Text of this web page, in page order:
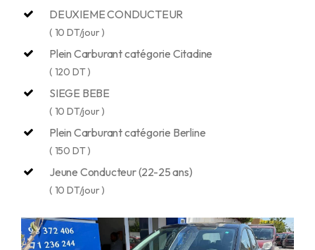
DEUXIEME CONDUCTEUR
( 10 DT/jour )
Plein Carburant catégorie Citadine
( 120 DT )
SIEGE BEBE
( 10 DT/jour )
Plein Carburant catégorie Berline
( 150 DT )
Jeune Conducteur (22-25 ans)
( 10 DT/jour )